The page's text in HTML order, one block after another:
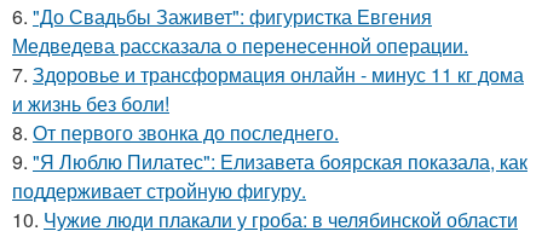
6. "До Свадьбы Заживет": фигуристка Евгения
Медведева рассказала о перенесенной операции.
7. Здоровье и трансформация онлайн - минус 11 кг дома
и жизнь без боли!
8. От первого звонка до последнего.
9. "Я Люблю Пилатес": Елизавета боярская показала, как
поддерживает стройную фигуру.
10. Чужие люди плакали у гроба: в челябинской области